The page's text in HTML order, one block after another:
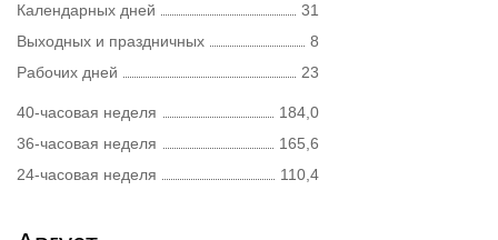
Календарных дней
31
Выходных и праздничных
8
Рабочих дней
23
40-часовая неделя
184,0
36-часовая неделя
165,6
24-часовая неделя
110,4